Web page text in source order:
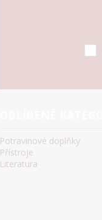
Potravinové doplňky
Přístroje
Literatura